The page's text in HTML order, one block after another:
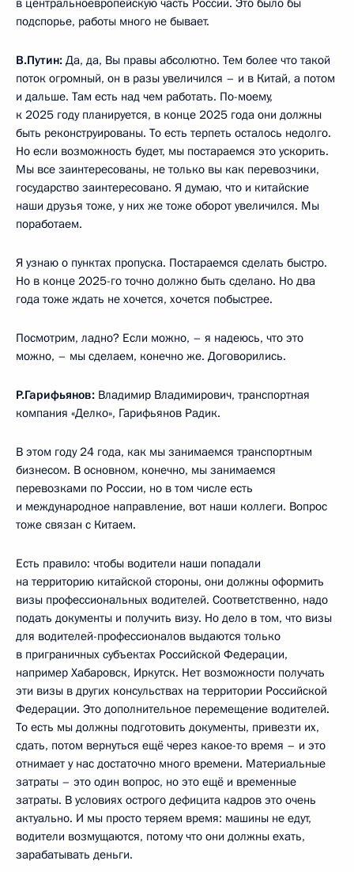
подспорье, работы много не бывает.
В.Путин: Да, да, Вы правы абсолютно. Тем более что такой
поток огромный, он в разы увеличился – и в Китай, а потом
и дальше. Там есть над чем работать. По-моему,
к 2025 году планируется, в конце 2025 года они должны
быть реконструированы. То есть терпеть осталось недолго.
Но если возможность будет, мы постараемся это ускорить.
Мы все заинтересованы, не только вы как перевозчики,
государство заинтересовано. Я думаю, что и китайские
наши друзья тоже, у них же тоже оборот увеличился. Мы
поработаем.
Я узнаю о пунктах пропуска. Постараемся сделать быстро.
Но в конце 2025-го точно должно быть сделано. Но два
года тоже ждать не хочется, хочется побыстрее.
Посмотрим, ладно? Если можно, – я надеюсь, что это
можно, – мы сделаем, конечно же. Договорились.
Р.Гарифьянов: Владимир Владимирович, транспортная
компания «Делко», Гарифьянов Радик.
В этом году 24 года, как мы занимаемся транспортным
бизнесом. В основном, конечно, мы занимаемся
перевозками по России, но в том числе есть
и международное направление, вот наши коллеги. Вопрос
тоже связан с Китаем.
Есть правило: чтобы водители наши попадали
на территорию китайской стороны, они должны оформить
визы профессиональных водителей. Соответственно, надо
подать документы и получить визу. Но дело в том, что визы
для водителей-профессионалов выдаются только
в приграничных субъектах Российской Федерации,
например Хабаровск, Иркутск. Нет возможности получать
эти визы в других консульствах на территории Российской
Федерации. Это дополнительное перемещение водителей.
То есть мы должны подготовить документы, привезти их,
сдать, потом вернуться ещё через какое-то время – и это
отнимает у нас достаточно много времени. Материальные
затраты – это один вопрос, но это ещё и временные
затраты. В условиях острого дефицита кадров это очень
актуально. И мы просто теряем время: машины не едут,
водители возмущаются, потому что они должны ехать,
зарабатывать деньги.